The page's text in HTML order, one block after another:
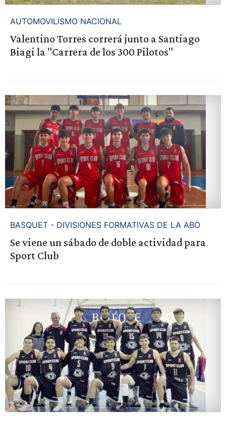
AUTOMOVILISMO NACIONAL
Valentino Torres correrá junto a Santiago
Biagi la "Carrera de los 300 Pilotos"
BASQUET - DIVISIONES FORMATIVAS DE LA ABO
Se viene un sábado de doble actividad para
Sport Club